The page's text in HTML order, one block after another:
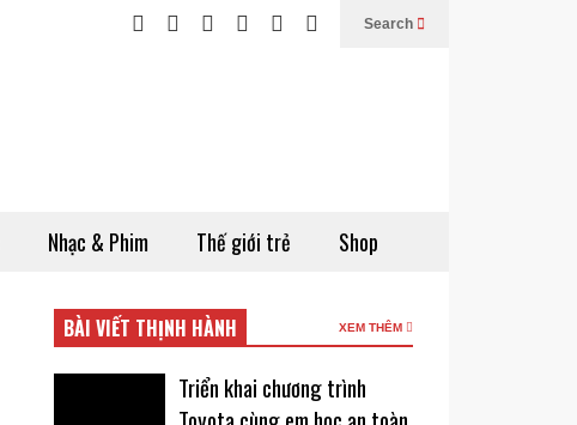
Search
Nhạc & Phim Thế giới trẻ Shop
BÀI VIẾT THỊNH HÀNH XEM THÊM
Triển khai chương trình